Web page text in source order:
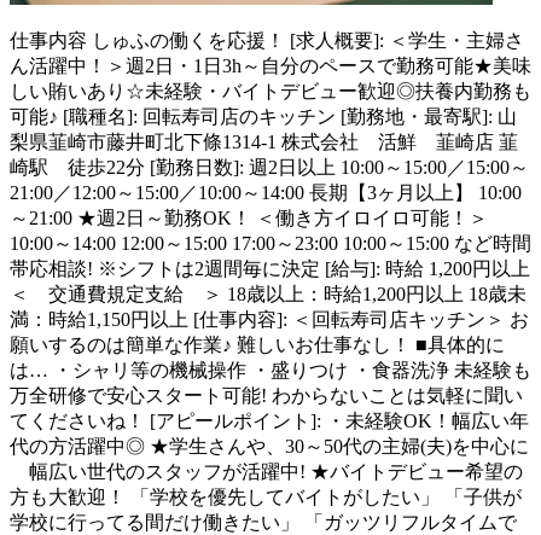
仕事内容 しゅふの働くを応援！ [求人概要]: ＜学生・主婦さ
ん活躍中！＞週2日・1日3h～自分のペースで勤務可能★美味
しい賄いあり☆未経験・バイトデビュー歓迎◎扶養内勤務も
可能♪ [職種名]: 回転寿司店のキッチン [勤務地・最寄駅]: 山
梨県韮崎市藤井町北下條1314-1 株式会社 活鮮 韮崎店 韮
崎駅 徒歩22分 [勤務日数]: 週2日以上 10:00～15:00／15:00～
21:00／12:00～15:00／10:00～14:00 長期【3ヶ月以上】 10:00
～21:00 ★週2日～勤務OK！ ＜働き方イロイロ可能！＞
10:00～14:00 12:00～15:00 17:00～23:00 10:00～15:00 など時間
帯応相談! ※シフトは2週間毎に決定 [給与]: 時給 1,200円以上
＜ 交通費規定支給 ＞ 18歳以上：時給1,200円以上 18歳未
満：時給1,150円以上 [仕事内容]: ＜回転寿司店キッチン＞ お
願いするのは簡単な作業♪ 難しいお仕事なし！ ■具体的に
は… ・シャリ等の機械操作 ・盛りつけ ・食器洗浄 未経験も
万全研修で安心スタート可能! わからないことは気軽に聞い
てくださいね！ [アピールポイント]: ・未経験OK！幅広い年
代の方活躍中◎ ★学生さんや、30～50代の主婦(夫)を中心に
幅広い世代のスタッフが活躍中! ★バイトデビュー希望の
方も大歓迎！ 「学校を優先してバイトがしたい」 「子供が
学校に行ってる間だけ働きたい」 「ガッツリフルタイムで